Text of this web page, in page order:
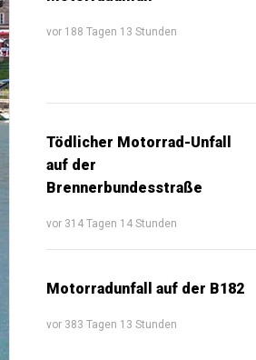
vor 188 Tagen 13 Stunden
Tödlicher Motorrad-Unfall
auf der
Brennerbundesstraße
vor 314 Tagen 14 Stunden
Motorradunfall auf der B182
vor 383 Tagen 13 Stunden